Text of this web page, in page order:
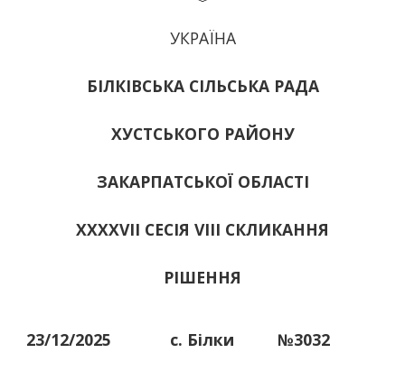
УКРАЇНА
БІЛКІВСЬКА СІЛЬСЬКА РАДА
ХУСТСЬКОГО РАЙОНУ
ЗАКАРПАТСЬКОЇ ОБЛАСТІ
ХХХХVІІ СЕСІЯ VIII СКЛИКАННЯ
РІШЕННЯ
23/12/2025 с. Білки №3032